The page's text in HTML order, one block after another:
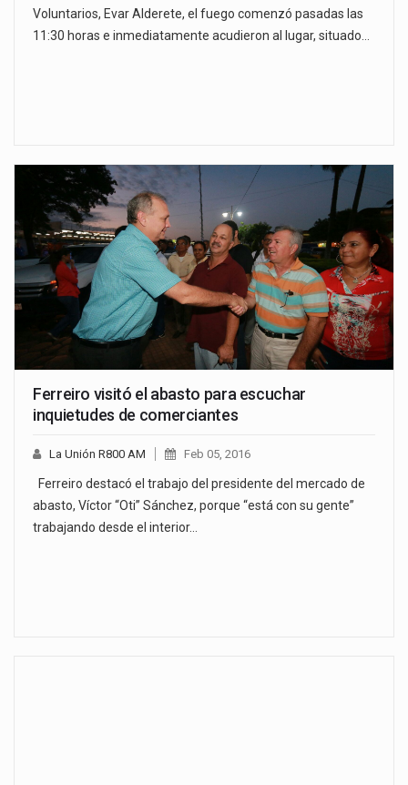
Voluntarios, Evar Alderete, el fuego comenzó pasadas las
11:30 horas e inmediatamente acudieron al lugar, situado…
Ferreiro visitó el abasto para escuchar
inquietudes de comerciantes
La Unión R800 AM Feb 05, 2016
Ferreiro destacó el trabajo del presidente del mercado de
abasto, Víctor “Oti” Sánchez, porque “está con su gente”
trabajando desde el interior…